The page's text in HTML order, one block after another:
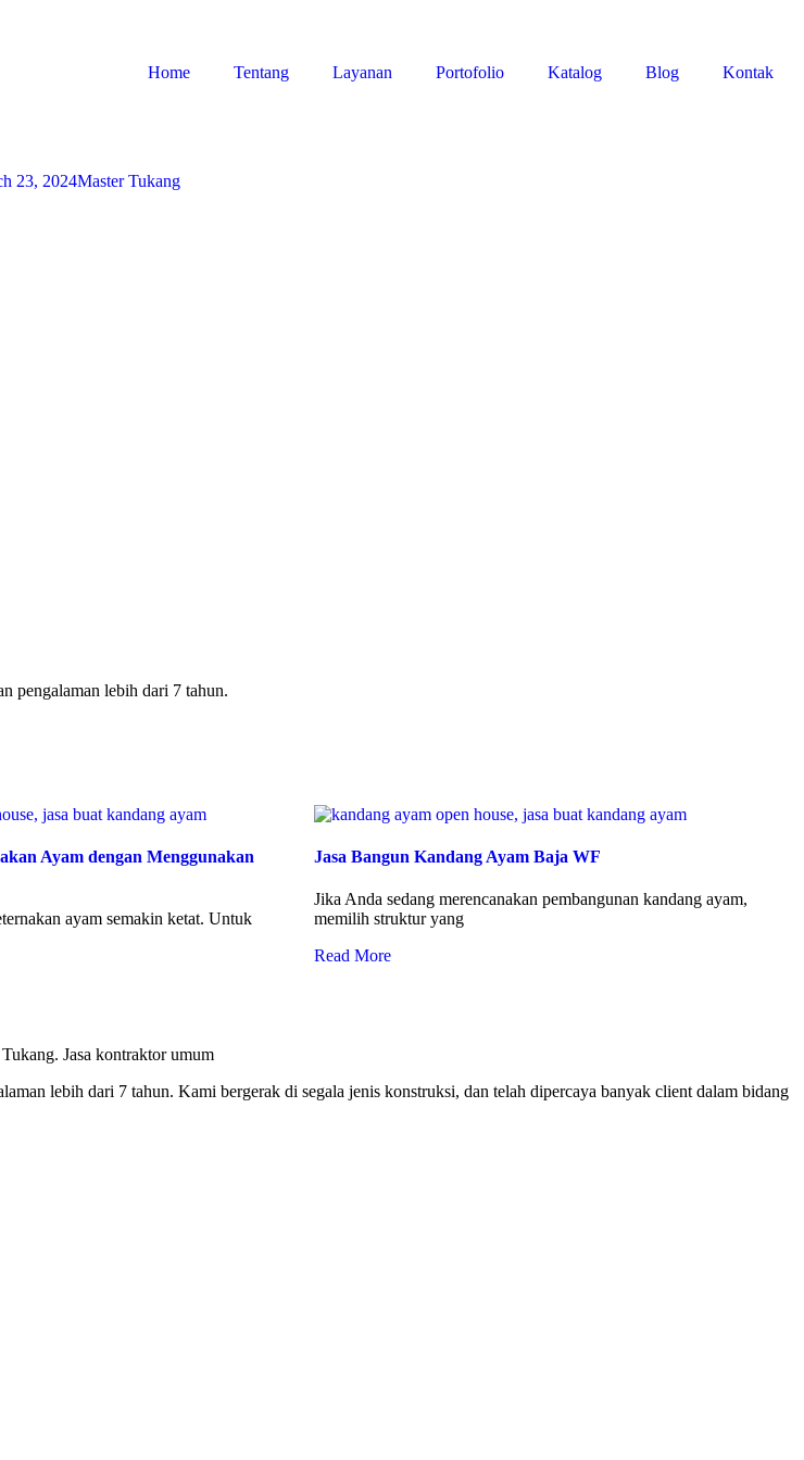
Home Tentang Layanan Portofolio Katalog Blog Kontak
23, 2024Master Tukang
pengalaman lebih dari 7 tahun.
Ayam dengan Menggunakan
ayam semakin ketat. Untuk
Jasa Bangun Kandang Ayam Baja WF
Jika Anda sedang merencanakan pembangunan kandang ayam,
memilih struktur yang
Read More
lebih dari 7 tahun. Kami bergerak di segala jenis konstruksi, dan telah dipercaya banyak client dalam bidang